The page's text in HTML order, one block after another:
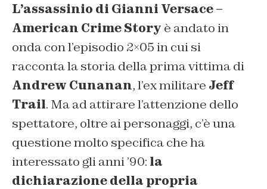
L’assassinio di Gianni Versace –
American Crime Story è andato in
onda con l’episodio 2×05 in cui si
racconta la storia della prima vittima di
Andrew Cunanan, l’ex militare Jeff
Trail. Ma ad attirare l’attenzione dello
spettatore, oltre ai personaggi, c’è una
questione molto specifica che ha
interessato gli anni ’90: la
dichiarazione della propria